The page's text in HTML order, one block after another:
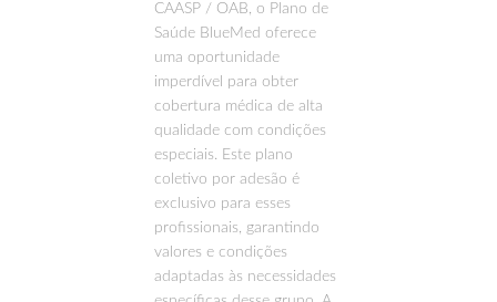
CAASP / OAB, o Plano de
Saúde BlueMed oferece
uma oportunidade
imperdível para obter
cobertura médica de alta
qualidade com condições
especiais. Este plano
coletivo por adesão é
exclusivo para esses
profissionais, garantindo
valores e condições
adaptadas às necessidades